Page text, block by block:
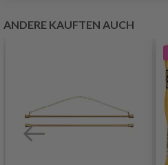
ANDERE KAUFTEN AUCH